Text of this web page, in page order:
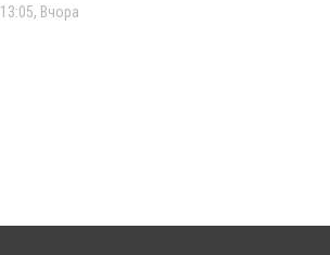
13:05, Вчора